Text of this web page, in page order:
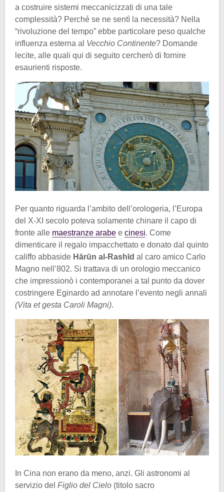
a costruire sistemi meccanicizzati di una tale
complessità? Perché se ne sentì la necessità? Nella
“rivoluzione del tempo” ebbe particolare peso qualche
influenza esterna al Vecchio Continente? Domande
lecite, alle quali qui di seguito cercherò di fornire
esaurienti risposte.
Per quanto riguarda l’ambito dell’orologeria, l’Europa
del X-XI secolo poteva solamente chinare il capo di
fronte alle maestranze arabe e cinesi. Come
dimenticare il regalo impacchettato e donato dal quinto
califfo abbaside Hārūn al-Rashīd al caro amico Carlo
Magno nell’802. Si trattava di un orologio meccanico
che impressionò i contemporanei a tal punto da dover
costringere Eginardo ad annotare l’evento negli annali
(Vita et gesta Caroli Magni).
In Cina non erano da meno, anzi. Gli astronomi al
servizio del Figlio del Cielo (titolo sacro